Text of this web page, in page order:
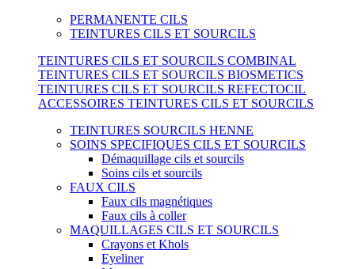
PERMANENTE CILS
TEINTURES CILS ET SOURCILS
TEINTURES CILS ET SOURCILS COMBINAL
TEINTURES CILS ET SOURCILS BIOSMETICS
TEINTURES CILS ET SOURCILS REFECTOCIL
ACCESSOIRES TEINTURES CILS ET SOURCILS
TEINTURES SOURCILS HENNE
SOINS SPECIFIQUES CILS ET SOURCILS
Démaquillage cils et sourcils
Soins cils et sourcils
FAUX CILS
Faux cils magnétiques
Faux cils à coller
MAQUILLAGES CILS ET SOURCILS
Crayons et Khols
Eyeliner